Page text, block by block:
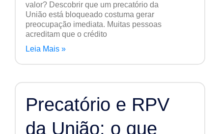
valor? Descobrir que um precatório da
União está bloqueado costuma gerar
preocupação imediata. Muitas pessoas
acreditam que o crédito
Leia Mais »
Precatório e RPV
da União: o que